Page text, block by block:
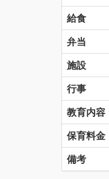
給食
弁当
施設
行事
教育内容
保育料金
備考